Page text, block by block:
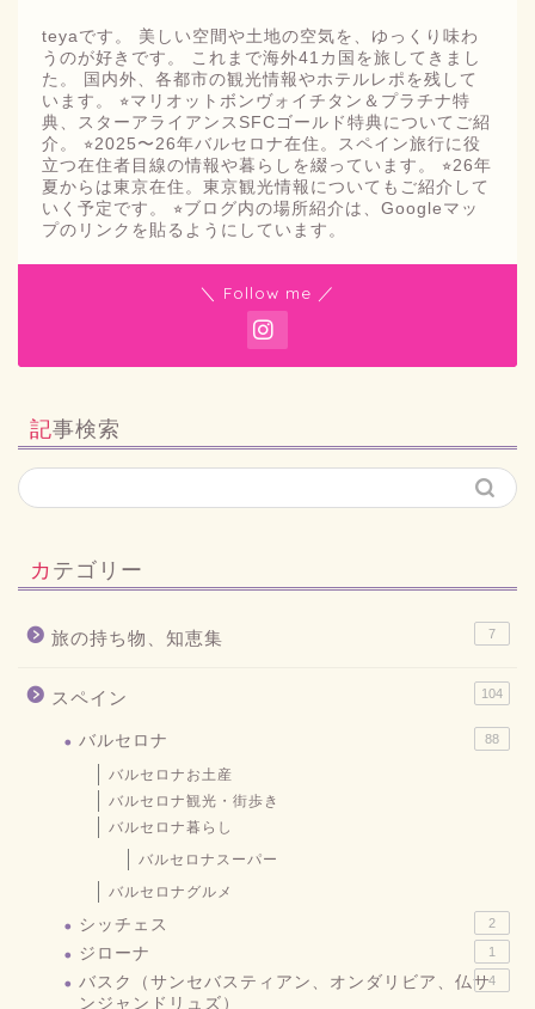
teyaです。 美しい空間や土地の空気を、ゆっくり味わ
うのが好きです。 これまで海外41カ国を旅してきまし
た。 国内外、各都市の観光情報やホテルレポを残して
います。 ⭐︎マリオットボンヴォイチタン＆プラチナ特
典、スターアライアンスSFCゴールド特典についてご紹
介。 ⭐︎2025〜26年バルセロナ在住。スペイン旅行に役
立つ在住者目線の情報や暮らしを綴っています。 ⭐︎26年
夏からは東京在住。東京観光情報についてもご紹介して
いく予定です。 ⭐︎ブログ内の場所紹介は、Googleマッ
プのリンクを貼るようにしています。
＼ Follow me ／
記事検索
カテゴリー
旅の持ち物、知恵集 7
スペイン 104
バルセロナ 88
バルセロナお土産
バルセロナ観光・街歩き
バルセロナ暮らし
バルセロナスーパー
バルセロナグルメ
シッチェス 2
ジローナ 1
バスク（サンセバスティアン、オンダリビア、仏サ
ンジャンドリュズ）
4